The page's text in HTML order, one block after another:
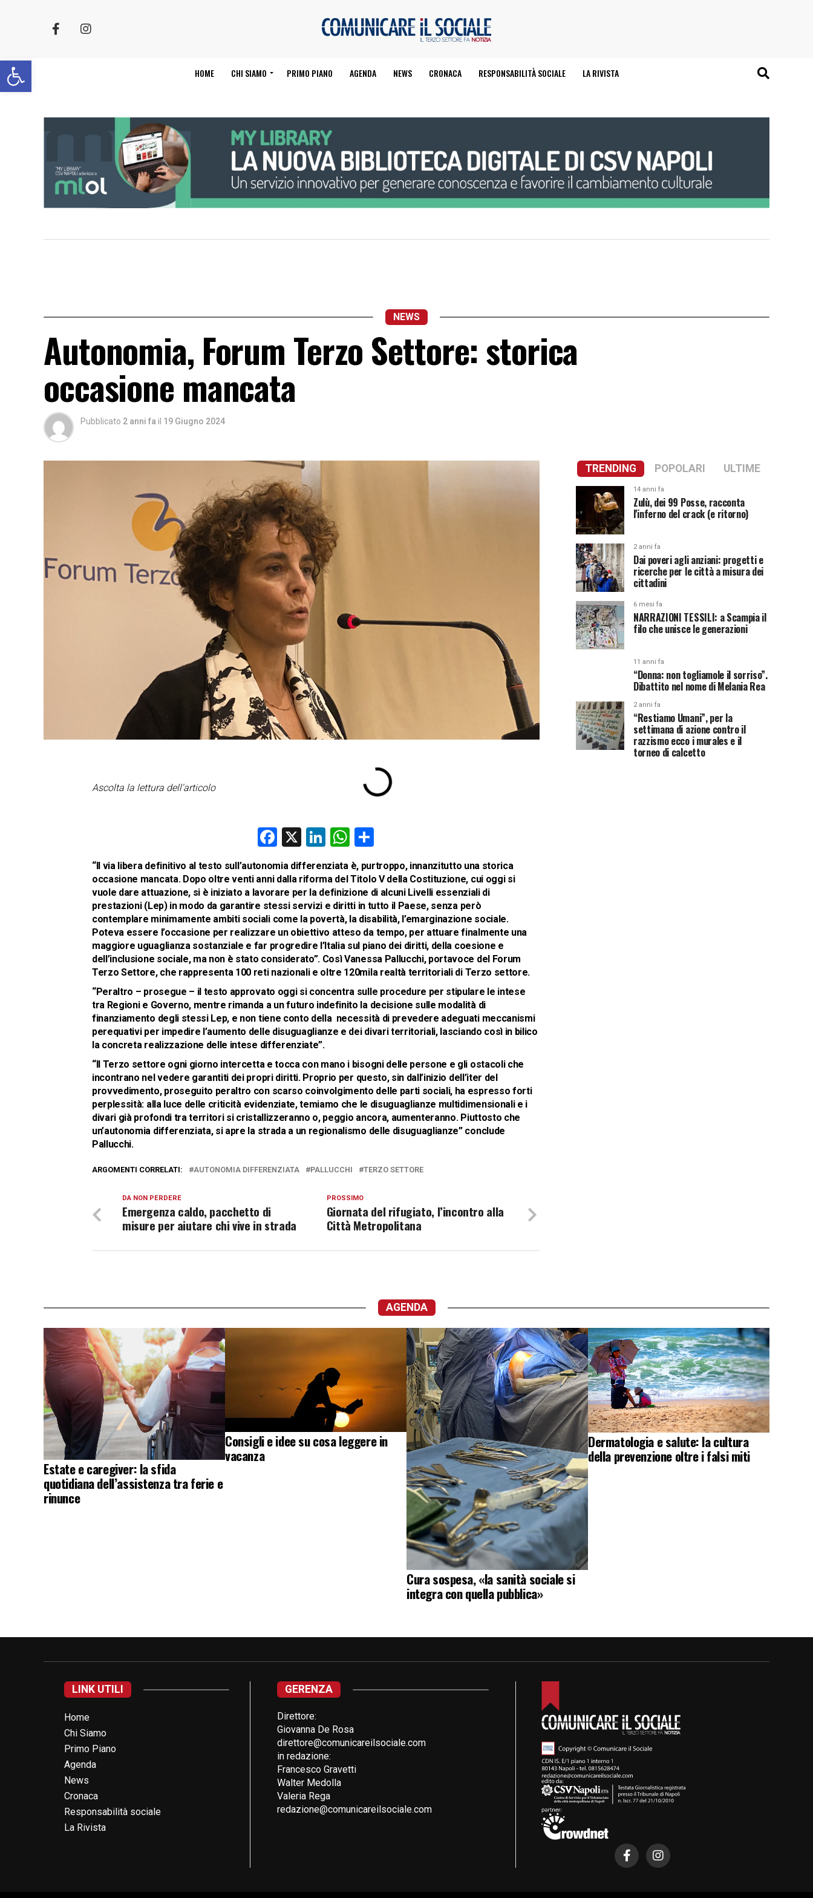
Apri la barra degli strumenti HOME CHI SIAMO PRIMO PIANO AGENDA NEWS CRONACA RESPONSABILITÀ SOCIALE LA RIVISTA
NEWS
Autonomia, Forum Terzo Settore: storica
occasione mancata
Pubblicato 2 anni fa il 19 Giugno 2024
Ascolta la lettura dell'articolo
Facebook
X LinkedIn
WhatsApp
“Il via libera definitivo al testo sull’autonomia differenziata è, purtroppo, innanzitutto una storica
occasione mancata. Dopo oltre venti anni dalla riforma del Titolo V della Costituzione, cui oggi si
vuole dare attuazione, si è iniziato a lavorare per la definizione di alcuni Livelli essenziali di
prestazioni (Lep) in modo da garantire stessi servizi e diritti in tutto il Paese, senza però
contemplare minimamente ambiti sociali come la povertà, la disabilità, l’emarginazione sociale.
Poteva essere l’occasione per realizzare un obiettivo atteso da tempo, per attuare finalmente una
maggiore uguaglianza sostanziale e far progredire l’Italia sul piano dei diritti, della coesione e
dell’inclusione sociale, ma non è stato considerato”. Così Vanessa Pallucchi, portavoce del Forum
Terzo Settore, che rappresenta 100 reti nazionali e oltre 120mila realtà territoriali di Terzo settore.
“Peraltro – prosegue – il testo approvato oggi si concentra sulle procedure per stipulare le intese
tra Regioni e Governo, mentre rimanda a un futuro indefinito la decisione sulle modalità di
finanziamento degli stessi Lep, e non tiene conto della necessità di prevedere adeguati meccanismi
perequativi per impedire l’aumento delle disuguaglianze e dei divari territoriali, lasciando così in bilico
la concreta realizzazione delle intese differenziate”.
“Il Terzo settore ogni giorno intercetta e tocca con mano i bisogni delle persone e gli ostacoli che
incontrano nel vedere garantiti dei propri diritti. Proprio per questo, sin dall’inizio dell’iter del
provvedimento, proseguito peraltro con scarso coinvolgimento delle parti sociali, ha espresso forti
perplessità: alla luce delle criticità evidenziate, temiamo che le disuguaglianze multidimensionali e i
divari già profondi tra territori si cristallizzeranno o, peggio ancora, aumenteranno. Piuttosto che
un’autonomia differenziata, si apre la strada a un regionalismo delle disuguaglianze” conclude
Pallucchi.
ARGOMENTI CORRELATI: AUTONOMIA DIFFERENZIATA PALLUCCHI TERZO SETTORE
PROSSIMO
Giornata del rifugiato, l’incontro alla
Città Metropolitana
DA NON PERDERE
Emergenza caldo, pacchetto di
misure per aiutare chi vive in strada
TRENDING POPOLARI ULTIME
14 anni fa
Zulù, dei 99 Posse, racconta
l'inferno del crack (e ritorno)
2 anni fa
Dai poveri agli anziani: progetti e
ricerche per le città a misura dei
cittadini
6 mesi fa
NARRAZIONI TESSILI: a Scampia il
filo che unisce le generazioni
11 anni fa
“Donna: non togliamole il sorriso”.
Dibattito nel nome di Melania Rea
2 anni fa
“Restiamo Umani”, per la
settimana di azione contro il
razzismo ecco i murales e il
torneo di calcetto
AGENDA
Estate e caregiver: la sfida
quotidiana dell’assistenza tra ferie e
rinunce
Consigli e idee su cosa leggere in
vacanza
Cura sospesa, «la sanità sociale si
integra con quella pubblica»
Dermatologia e salute: la cultura
della prevenzione oltre i falsi miti
LINK UTILI
Home
Chi Siamo
Primo Piano
Agenda
News
Cronaca
Responsabilità sociale
La Rivista
GERENZA
Direttore:
Giovanna De Rosa
direttore@comunicareilsociale.com
in redazione:
Francesco Gravetti
Walter Medolla
Valeria Rega
redazione@comunicareilsociale.com